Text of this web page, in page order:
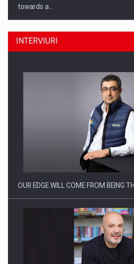
towards a…
CEO Conference - Shaping The
INTERVIURI
OUR EDGE WILL COME FROM BEING